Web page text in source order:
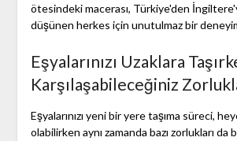
ötesindeki macerası, Türkiye'den
düşünen herkes için unutulmaz bir
Eşyalarınızı Uzaklara
Karşılaşabileceğiniz
Eşyalarınızı yeni bir yere taşıma süreci,
olabilirken aynı zamanda bazı zorlukları da